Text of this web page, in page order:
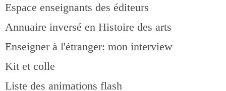
Espace enseignants des éditeurs
Annuaire inversé en Histoire des arts
Enseigner à l'étranger: mon interview
Kit et colle
Liste des animations flash